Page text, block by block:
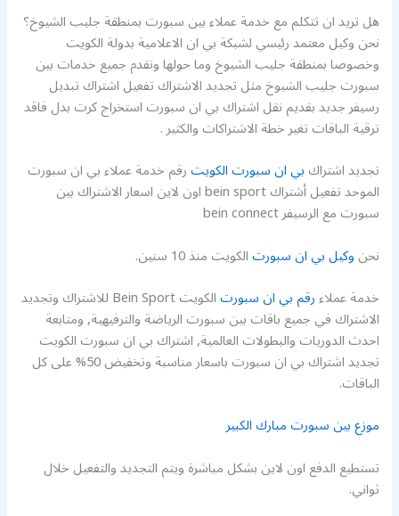
هل تريد ان تتكلم مع خدمة عملاء بين سبورت بمنطقة جليب الشيوخ؟
نحن وكيل معتمد رئيسي لشبكة بي ان الاعلامية بدولة الكويت
وخصوصا بمنطقة جليب الشيوخ وما حولها ونقدم جميع خدمات بين
سبورت جليب الشيوخ مثل تجديد الاشتراك تفعيل اشتراك تبديل
رسيفر جديد بقديم نقل اشتراك بي ان سبورت استخراج كرت بدل فاقد
ترقية الباقات تغير خطة الاشتراكات والكثير .
تجديد اشتراكبي ان سبورت الكويترقم خدمة عملاء بي ان سبورت
الموحد تفعيل أشتراك bein sport اون لاين اسعار الاشتراك بين
سبورت مع الرسيفر bein connect
نحنوكيل بي ان سبورتالكويت منذ 10 سنين.
خدمة عملاءرقم بي ان سبورت الكويت Bein Sport للاشتراك وتجديد
الاشتراك في جميع باقات بين سبورت الرياضة والترفيهية, ومتابعة
احدث الدوريات والبطولات العالمية, اشتراك بي ان سبورت الكويت
تجديد اشتراك بي ان سبورت باسعار مناسبة وتخفيض 50% على كل
الباقات.
موزع بين سبورت مبارك الكبير
تستطيع الدفع اون لاين بشكل مباشرة ويتم التجديد والتفعيل خلال
ثواني.